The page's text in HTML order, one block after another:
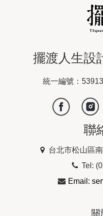
擺渡人生設
統一編號：
聯
台北市松山區
Tel:
Email:
關